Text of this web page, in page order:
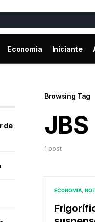
Economia Iniciante
Browsing Tag
JBS
1 post
ECONOMIA
de